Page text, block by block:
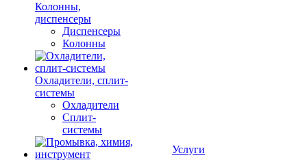
Колонны,
диспенсеры
Диспенсеры
Колонны
Охладители, сплит-
системы
Охладители
Сплит-
системы
Услуги